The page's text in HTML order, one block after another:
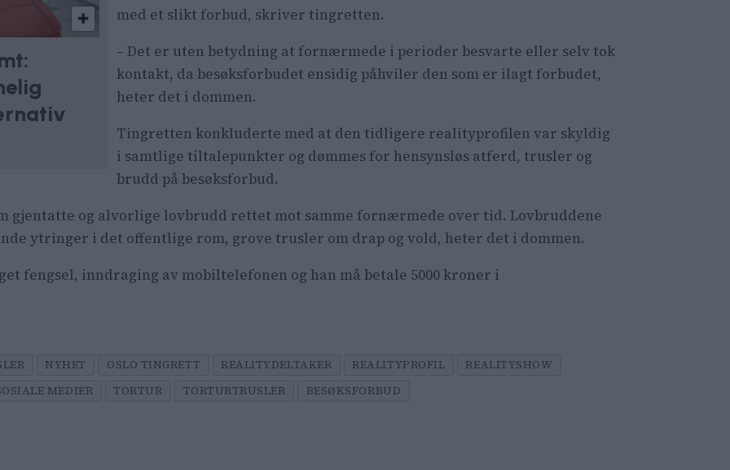
med et slikt forbud, skriver tingretten.
– Det er uten betydning at fornærmede i perioder besvarte eller selv tok
kontakt, da besøksforbudet ensidig påhviler den som er ilagt forbudet,
heter det i dommen.
Tingretten konkluderte med at den tidligere realityprofilen var skyldig
i samtlige tiltalepunkter og dømmes for hensynsløs atferd, trusler og
brudd på besøksforbud.
gjentatte og alvorlige lovbrudd rettet mot samme fornærmede over tid. Lovbruddene
ytringer i det offentlige rom, grove trusler om drap og vold, heter det i dommen.
fengsel, inndraging av mobiltelefonen og han må betale 5000 kroner i
NYHET OSLO TINGRETT REALITYDELTAKER REALITYPROFIL
REALITYSHOW
MEDIER TORTUR TORTURTRUSLER BESØKSFORBUD